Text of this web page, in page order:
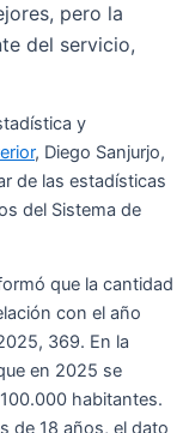
pero la
del servicio,
y
, Diego Sanjurjo,
de las estadísticas
del Sistema de
que la cantidad
con el año
369. En la
en 2025 se
habitantes.
de 18 años, el dato